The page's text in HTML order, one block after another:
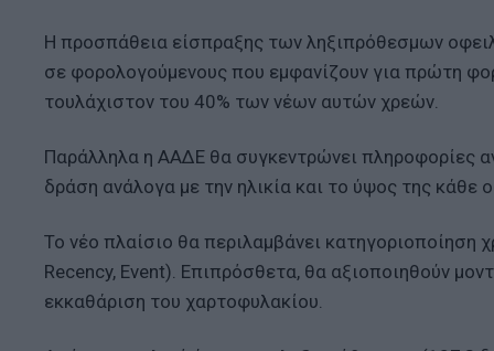
Η προσπάθεια είσπραξης των ληξιπρόθεσμων
σε φορολογούμενους που εμφανίζουν για πρώτη
τουλάχιστον του 40% των νέων αυτών χρεών.
Παράλληλα η ΑΑΔΕ θα συγκεντρώνει πληροφορίες
δράση ανάλογα με την ηλικία και το ύψος της κάθε
Το νέο πλαίσιο θα περιλαμβάνει
Recency, Event). Επιπρόσθετα, θα αξιοποιηθούν
εκκαθάριση του χαρτοφυλακίου.